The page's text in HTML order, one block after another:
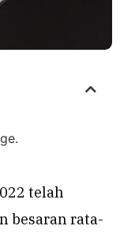
telah
besaran rata-